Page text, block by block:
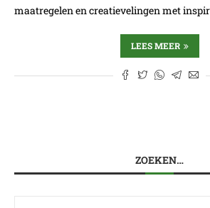
maatregelen en creatievelingen met
LEES MEER
ZOEKEN…